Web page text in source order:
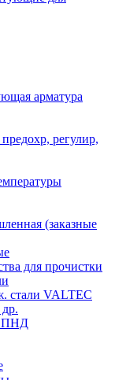
арматура
регулир,
(заказные
для прочистки
стали VALTEC
ПНД